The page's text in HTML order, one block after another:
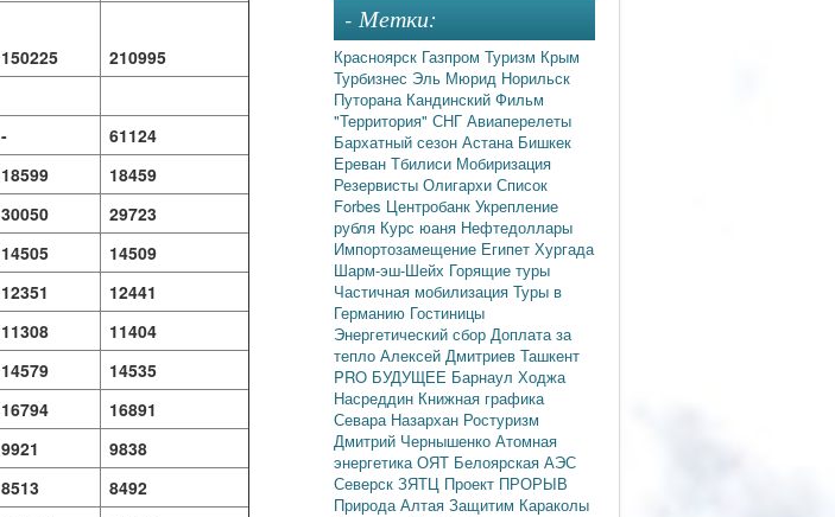
150225
210995
-
61124
18599
18459
30050
29723
14505
14509
12351
12441
11308
11404
14579
14535
16794
16891
9921
9838
8513
8492
- Метки:
Красноярск Газпром Туризм Крым
Турбизнес Эль Мюрид Норильск
Путорана Кандинский Фильм
"Территория" СНГ Авиаперелеты
Бархатный сезон Астана Бишкек
Ереван Тбилиси Мобиризация
Резервисты Олигархи Список
Forbes Центробанк Укрепление
рубля Курс юаня Нефтедоллары
Импортозамещение Египет Хургада
Шарм-эш-Шейх Горящие туры
Частичная мобилизация Туры в
Германию Гостиницы
Энергетический сбор Доплата за
тепло Алексей Дмитриев Ташкент
PRO БУДУЩЕЕ Барнаул Ходжа
Насреддин Книжная графика
Севара Назархан Ростуризм
Дмитрий Чернышенко Атомная
энергетикаОЯТ Белоярская АЭС
Северск ЗЯТЦ Проект ПРОРЫВ
Природа Алтая Защитим Караколы